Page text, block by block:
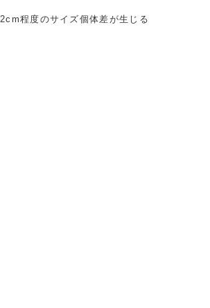
程度のサイズ個体差が生じる